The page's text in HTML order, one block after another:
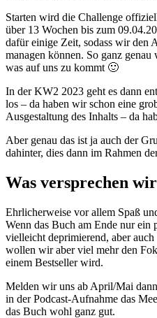
Starten wird die Challenge
über 13 Wochen bis zum
dafür einige Zeit, sodass wir den
managen können. So ganz
was auf uns zu kommt 🙂
In der KW2 2023 geht es dann
los – da haben wir schon eine
Ausgestaltung des Inhalts – da
Aber genau das ist ja auch der
dahinter, dies dann im Rahmen
Was versprechen
Ehrlicherweise vor allem Spaß
Wenn das Buch am Ende nur ein
vielleicht deprimierend, aber
wollen wir aber viel mehr den
einem Bestseller wird.
Melden wir uns ab April/Mai
in der Podcast-Aufnahme das
das Buch wohl ganz gut.